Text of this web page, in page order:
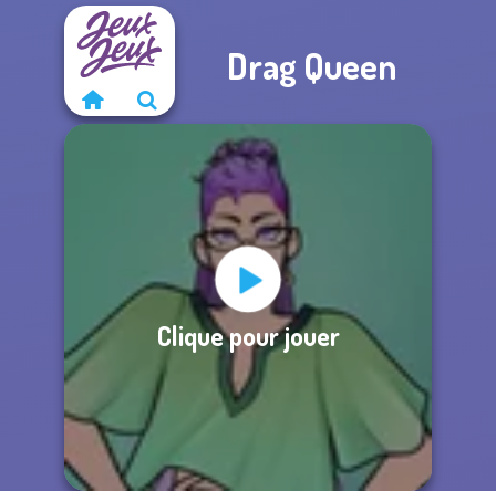
Drag Queen
Clique pour jouer